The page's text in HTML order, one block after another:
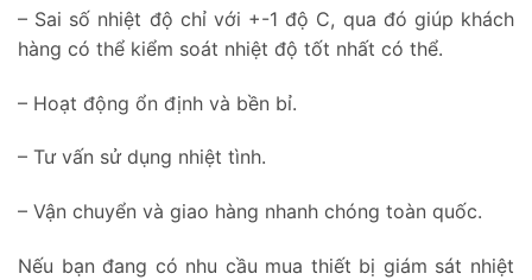
– Sai số nhiệt độ chỉ với +-1 độ C, qua đó giúp khách
hàng có thể kiểm soát nhiệt độ tốt nhất có thể.
– Hoạt động ổn định và bền bỉ.
– Tư vấn sử dụng nhiệt tình.
– Vận chuyển và giao hàng nhanh chóng toàn quốc.
Nếu bạn đang có nhu cầu mua thiết bị giám sát nhiệt